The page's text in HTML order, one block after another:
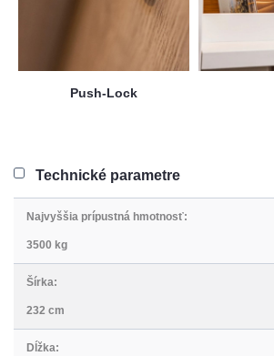
Push-Lock
Technické parametre
Najvyššia prípustná hmotnosť:
3500 kg
Šírka:
232 cm
Dĺžka: